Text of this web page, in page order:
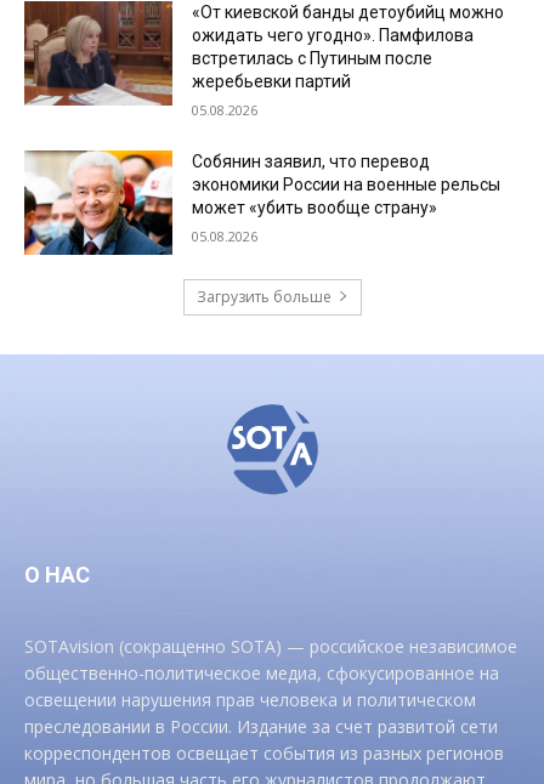
«От киевской банды детоубийц можно
ожидать чего угодно». Памфилова
встретилась с Путиным после
жеребьевки партий
05.08.2026
Собянин заявил, что перевод
экономики России на военные рельсы
может «убить вообще страну»
05.08.2026
Загрузить больше
О НАС
SOTAvision (сокращенно SOTA) — российское независимое
общественно-политическое медиа, сфокусированное на
освещении нарушения прав человека и политическом
преследовании в России. Издание за счет развитой сети
корреспондентов освещает события из разных регионов
мира, но большая часть его журналистов продолжают